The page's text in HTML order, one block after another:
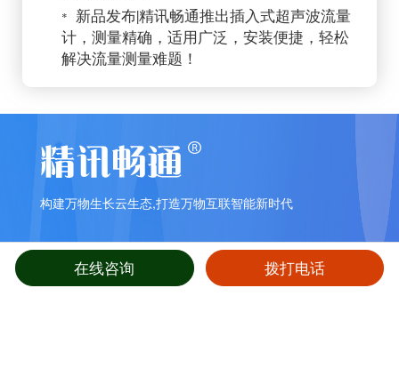
*
新品发布|精讯畅通推出插入式超声波流量
计，测量精确，适用广泛，安装便捷，轻松
解决流量测量难题！
构建万物生长云生态,打造万物互联智能新时代
在线咨询 拨打电话